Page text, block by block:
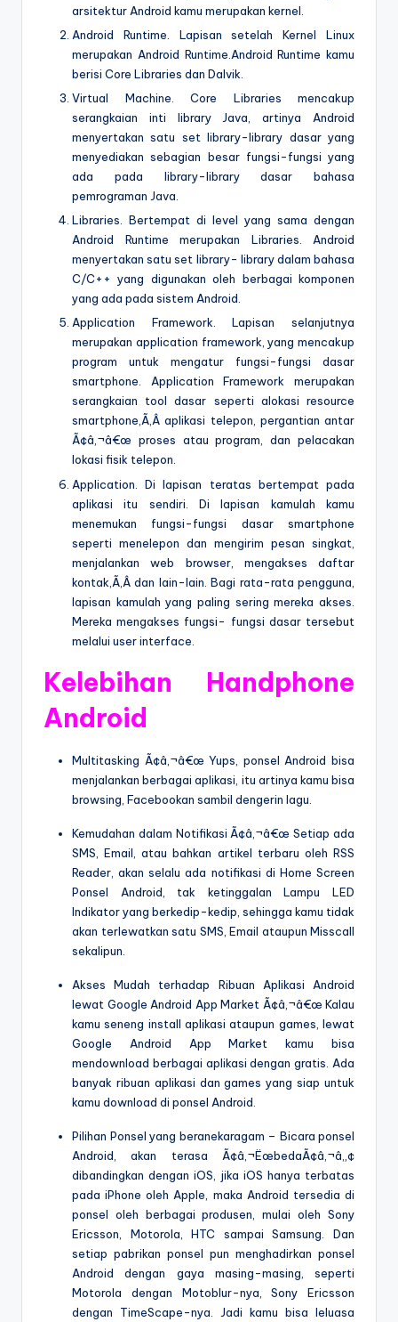
arsitektur Android kamu merupakan kernel.
Android Runtime. Lapisan setelah Kernel Linux
merupakan Android Runtime.Android Runtime kamu
berisi Core Libraries dan Dalvik.
Virtual Machine. Core Libraries mencakup
serangkaian inti library Java, artinya Android
menyertakan satu set library-library dasar yang
menyediakan sebagian besar fungsi-fungsi yang
ada pada library-library dasar bahasa
pemrograman Java.
Libraries. Bertempat di level yang sama dengan
Android Runtime merupakan Libraries. Android
menyertakan satu set library- library dalam bahasa
C/C++ yang digunakan oleh berbagai komponen
yang ada pada sistem Android.
Application Framework. Lapisan selanjutnya
merupakan application framework, yang mencakup
program untuk mengatur fungsi-fungsi dasar
smartphone. Application Framework merupakan
serangkaian tool dasar seperti alokasi resource
smartphone,Ã‚Â aplikasi telepon, pergantian antar
Ã¢â‚¬â€œ proses atau program, dan pelacakan
lokasi fisik telepon.
Application. Di lapisan teratas bertempat pada
aplikasi itu sendiri. Di lapisan kamulah kamu
menemukan fungsi-fungsi dasar smartphone
seperti menelepon dan mengirim pesan singkat,
menjalankan web browser, mengakses daftar
kontak,Ã‚Â dan lain-lain. Bagi rata-rata pengguna,
lapisan kamulah yang paling sering mereka akses.
Mereka mengakses fungsi- fungsi dasar tersebut
melalui user interface.
Kelebihan Handphone
Android
Multitasking Ã¢â‚¬â€œ Yups, ponsel Android bisa
menjalankan berbagai aplikasi, itu artinya kamu bisa
browsing, Facebookan sambil dengerin lagu.
Kemudahan dalam Notifikasi Ã¢â‚¬â€œ Setiap ada
SMS, Email, atau bahkan artikel terbaru oleh RSS
Reader, akan selalu ada notifikasi di Home Screen
Ponsel Android, tak ketinggalan Lampu LED
Indikator yang berkedip-kedip, sehingga kamu tidak
akan terlewatkan satu SMS, Email ataupun Misscall
sekalipun.
Akses Mudah terhadap Ribuan Aplikasi Android
lewat Google Android App Market Ã¢â‚¬â€œ Kalau
kamu seneng install aplikasi ataupun games, lewat
Google Android App Market kamu bisa
mendownload berbagai aplikasi dengan gratis. Ada
banyak ribuan aplikasi dan games yang siap untuk
kamu download di ponsel Android.
Pilihan Ponsel yang beranekaragam – Bicara ponsel
Android, akan terasa Ã¢â‚¬ËœbedaÃ¢â‚¬â„¢
dibandingkan dengan iOS, jika iOS hanya terbatas
pada iPhone oleh Apple, maka Android tersedia di
ponsel oleh berbagai produsen, mulai oleh Sony
Ericsson, Motorola, HTC sampai Samsung. Dan
setiap pabrikan ponsel pun menghadirkan ponsel
Android dengan gaya masing-masing, seperti
Motorola dengan Motoblur-nya, Sony Ericsson
dengan TimeScape-nya. Jadi kamu bisa leluasa